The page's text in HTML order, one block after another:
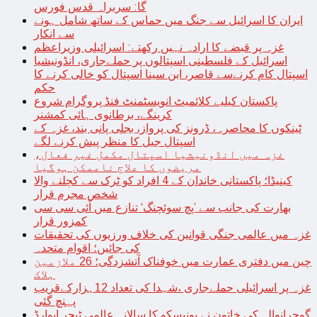
گا: سربراہ قدس فورس
ایران کا اسرائیل سے جنگ میں حماس کے ساتھ شامل ہونے
سے انکار
غزہ پر قبضے کا ارادہ نہیں رکھتے: اسرائیلی وزیراعظم
اسرائیل کے فلسطینی اسپتالوں پر حملےجاری، انڈونیشیا
اسپتال کام کرنےسے قاصر، ابن سینا اسپتال کو خالی کرنے کا
حکم
پاکستان کیلیے کلائمیٹ انویسٹمنٹ فنڈ پروگرام شروع
کرینگے، برطانوی ہائی کمشنر
ٹینکوں کا محاصرہ، ڈرونز کی پرواز، بجلی پانی بند، غزہ کے
اسپتال جیل کا منظر پیش کرنے لگے
غزہ میں انڈونیشیا اسپتال مکمل غیر فعال،
مریضوں کا علاج ناممکن ہوگیا
کینیڈا؛ پاکستانی خاندان کے 4 افراد کو ٹرک سے کچلنے والا
شخص مجرم قرار
بھارت کی جانب سے ’پچ سوئچنگ‘ تنازع میں آئی سی سی
کمزور قرار
غزہ میں عالمی جنگی قوانین کی خلاف ورزیوں کی تحقیقات
کی جائیں؛ اقوام متحدہ
چین میں دفتری عمارت میں خوفناک آتشزدگی؛ 26 ملازمین
ہلاک
غزہ پر اسرائیلی حملےجاری ،شہدا کی تعداد 12ہزارکےقریب
پہنچ گئی
گوجرانوالہ کی خاتون نے یونیسکو کا سالانہ عالمی ٹیچر ایوارڈ